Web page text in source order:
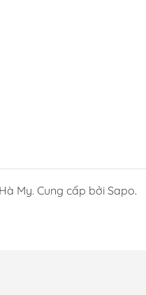
My. Cung cấp bởi Sapo.